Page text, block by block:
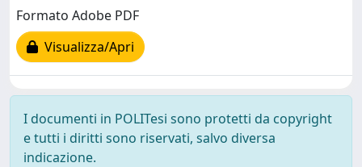
Formato Adobe PDF
Visualizza/Apri
I documenti in POLITesi sono protetti da copyright
e tutti i diritti sono riservati, salvo diversa
indicazione.